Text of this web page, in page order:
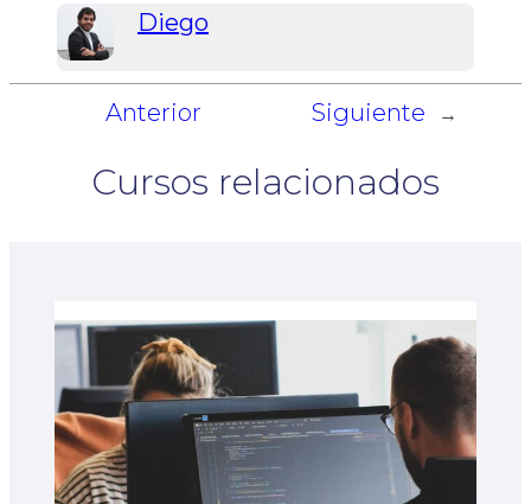
Diego
Anterior Siguiente →
Cursos relacionados